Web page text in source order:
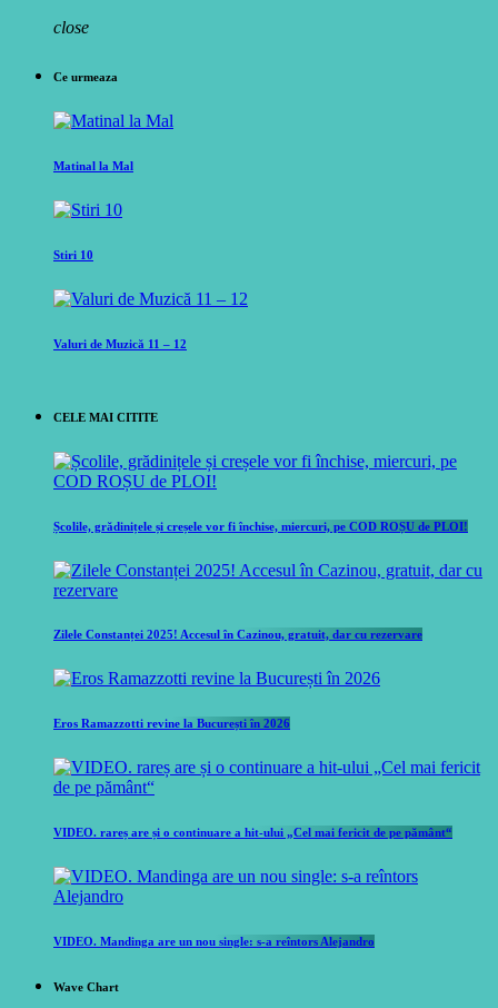
close
Ce urmeaza
Matinal la Mal
Stiri 10
Valuri de Muzică 11 – 12
CELE MAI CITITE
Școlile, grădinițele și creșele vor fi închise, miercuri, pe COD ROȘU de PLOI!
Zilele Constanței 2025! Accesul în Cazinou, gratuit, dar cu rezervare
Eros Ramazzotti revine la București în 2026
VIDEO. rareș are și o continuare a hit-ului „Cel mai fericit de pe pământ“
VIDEO. Mandinga are un nou single: s-a reîntors Alejandro
Wave Chart